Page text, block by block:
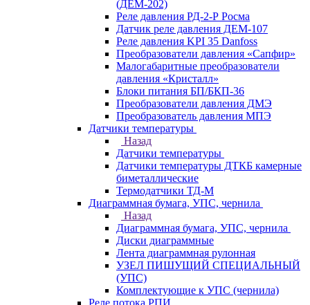
(ДЕМ-202)
Реле давления РД-2-Р Росма
Датчик реле давления ДЕМ-107
Реле давления KPI 35 Danfoss
Преобразователи давления «Сапфир»
Малогабаритные преобразователи
давления «Кристалл»
Блоки питания БП/БКП-36
Преобразователи давления ДМЭ
Преобразователь давления МПЭ
Датчики температуры
Назад
Датчики температуры
Датчики температуры ДТКБ камерные
биметаллические
Термодатчики ТД-М
Диаграммная бумага, УПС, чернила
Назад
Диаграммная бумага, УПС, чернила
Диски диаграммные
Лента диаграммная рулонная
УЗЕЛ ПИШУЩИЙ СПЕЦИАЛЬНЫЙ
(УПС)
Комплектующие к УПС (чернила)
Реле потока РПИ